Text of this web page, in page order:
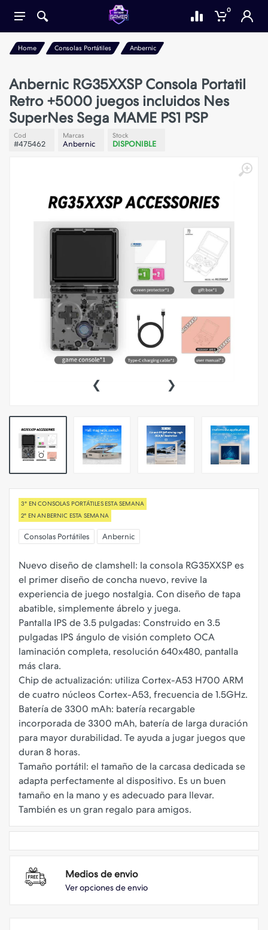
0
Home Consolas Portátiles Anbernic
Anbernic RG35XXSP Consola Portatil
Retro +5000 juegos incluidos Nes
SuperNes Sega MAME PS1 PSP
Cod
#475462
Marcas
Anbernic
Stock
DISPONIBLE
‹ ›
3° EN CONSOLAS PORTÁTILES ESTA SEMANA
2° EN ANBERNIC ESTA SEMANA
Consolas Portátiles Anbernic
Nuevo diseño de clamshell: la consola RG35XXSP es
el primer diseño de concha nuevo, revive la
experiencia de juego nostalgia. Con diseño de tapa
abatible, simplemente ábrelo y juega.
Pantalla IPS de 3.5 pulgadas: Construido en 3.5
pulgadas IPS ángulo de visión completo OCA
laminación completa, resolución 640x480, pantalla
más clara.
Chip de actualización: utiliza Cortex-A53 H700 ARM
de cuatro núcleos Cortex-A53, frecuencia de 1.5GHz.
Batería de 3300 mAh: batería recargable
incorporada de 3300 mAh, batería de larga duración
para mayor durabilidad. Te ayuda a jugar juegos que
duran 8 horas.
Tamaño portátil: el tamaño de la carcasa dedicada se
adapta perfectamente al dispositivo. Es un buen
tamaño en la mano y es adecuado para llevar.
Medios de envio
Ver opciones de envio